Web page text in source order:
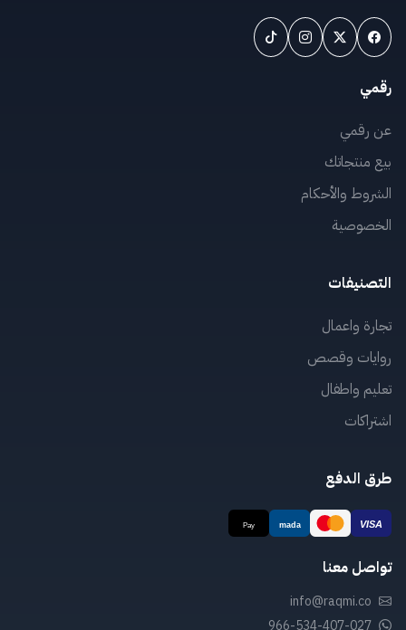
رقمي
عن رقمي
بيع منتجاتك
الشروط والأحكام
الخصوصية
التصنيفات
تجارة واعمال
روايات وقصص
تعليم واطفال
اشتراكات
طرق الدفع
تواصل معنا
info@raqmi.co